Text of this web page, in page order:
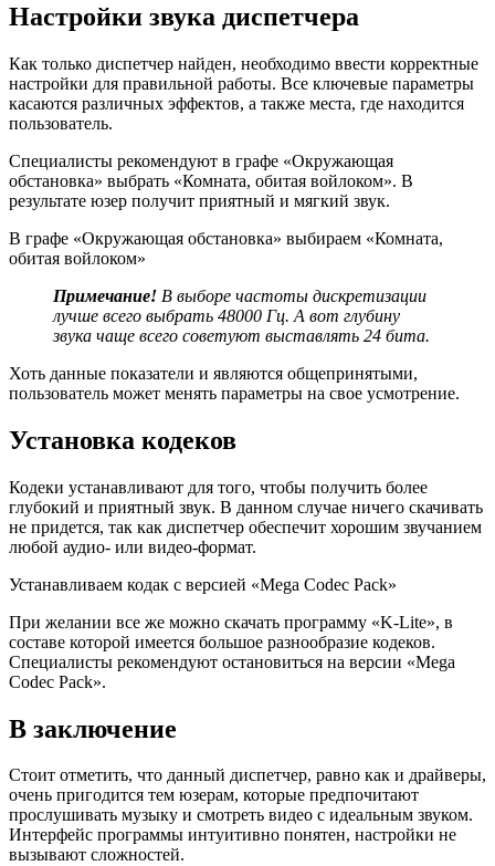
Настройки звука диспетчера
Как только диспетчер найден, необходимо ввести корректные
настройки для правильной работы. Все ключевые параметры
касаются различных эффектов, а также места, где находится
пользователь.
Специалисты рекомендуют в графе «Окружающая
обстановка» выбрать «Комната, обитая войлоком». В
результате юзер получит приятный и мягкий звук.
В графе «Окружающая обстановка» выбираем «Комната,
обитая войлоком»
Примечание! В выборе частоты дискретизации
лучше всего выбрать 48000 Гц. А вот глубину
звука чаще всего советуют выставлять 24 бита.
Хоть данные показатели и являются общепринятыми,
пользователь может менять параметры на свое усмотрение.
Установка кодеков
Кодеки устанавливают для того, чтобы получить более
глубокий и приятный звук. В данном случае ничего скачивать
не придется, так как диспетчер обеспечит хорошим звучанием
любой аудио- или видео-формат.
Устанавливаем кодак с версией «Mega Codec Paсk»
При желании все же можно скачать программу «K-Lite», в
составе которой имеется большое разнообразие кодеков.
Специалисты рекомендуют остановиться на версии «Mega
Codec Paсk».
В заключение
Стоит отметить, что данный диспетчер, равно как и драйверы,
очень пригодится тем юзерам, которые предпочитают
прослушивать музыку и смотреть видео с идеальным звуком.
Интерфейс программы интуитивно понятен, настройки не
вызывают сложностей.